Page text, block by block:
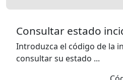
Consultar estado
Introduzca el código de la
consultar su estado ...